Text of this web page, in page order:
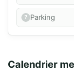
Parking
Calendrier